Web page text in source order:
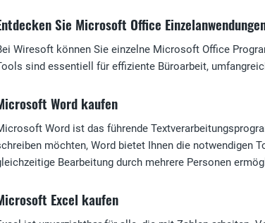
Sie Microsoft Office
Wiresoft können Sie einzelne Microsoft Office
sind essentiell für effiziente Büroarbeit,
Word kaufen
Word ist das führende
möchten, Word bietet Ihnen die notwendigen
Bearbeitung durch mehrere Personen
Excel kaufen